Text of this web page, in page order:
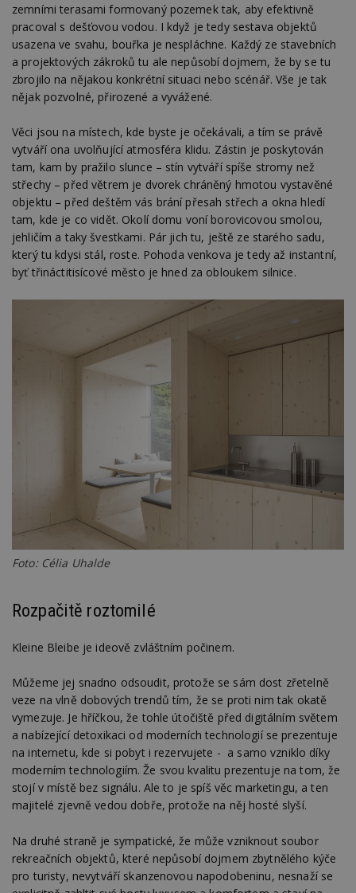
zemními terasami formovaný pozemek tak, aby efektivně
pracoval s dešťovou vodou. I když je tedy sestava objektů
usazena ve svahu, bouřka je nespláchne. Každý ze stavebních
a projektových zákroků tu ale nepůsobí dojmem, že by se tu
zbrojilo na nějakou konkrétní situaci nebo scénář. Vše je tak
nějak pozvolné, přirozené a vyvážené.
Věci jsou na místech, kde byste je očekávali, a tím se právě
vytváří ona uvolňující atmosféra klidu. Zástin je poskytován
tam, kam by pražilo slunce – stín vytváří spíše stromy než
střechy – před větrem je dvorek chráněný hmotou vystavěné
objektu – před deštěm vás brání přesah střech a okna hledí
tam, kde je co vidět. Okolí domu voní borovicovou smolou,
jehličím a taky švestkami. Pár jich tu, ještě ze starého sadu,
který tu kdysi stál, roste. Pohoda venkova je tedy až instantní,
byť třináctitisícové město je hned za obloukem silnice.
Foto: Célia Uhalde
Rozpačitě roztomilé
Kleine Bleibe je ideově zvláštním počinem.
Můžeme jej snadno odsoudit, protože se sám dost zřetelně
veze na vlně dobových trendů tím, že se proti nim tak okatě
vymezuje. Je hříčkou, že tohle útočiště před digitálním světem
a nabízející detoxikaci od moderních technologií se prezentuje
na internetu, kde si pobyt i rezervujete - a samo vzniklo díky
moderním technologiím. Že svou kvalitu prezentuje na tom, že
stojí v místě bez signálu. Ale to je spíš věc marketingu, a ten
majitelé zjevně vedou dobře, protože na něj hosté slyší.
Na druhé straně je sympatické, že může vzniknout soubor
rekreačních objektů, které nepůsobí dojmem zbytnělého kýče
pro turisty, nevytváří skanzenovou napodobeninu, nesnaží se